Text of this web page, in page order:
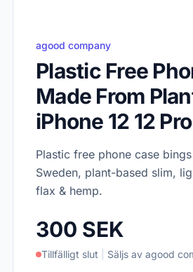
agood company
Plastic Free
Made From
iPhone 12 12 Pro
Plastic free phone case
Sweden, plant-based slim,
flax & hemp.
300 SEK
Tillfälligt slut Säljs av agood